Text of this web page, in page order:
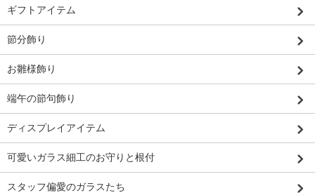
ギフトアイテム
節分飾り
お雛様飾り
端午の節句飾り
ディスプレイアイテム
可愛いガラス細工のお守りと根付
スタッフ偏愛のガラスたち